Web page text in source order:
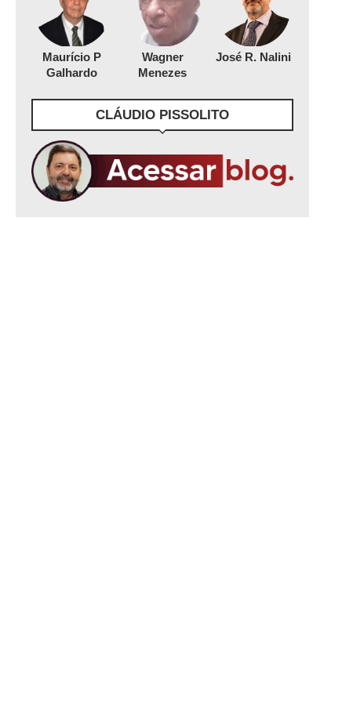
Maurício P
Galhardo
Wagner
Menezes
José R. Nalini
CLÁUDIO PISSOLITO